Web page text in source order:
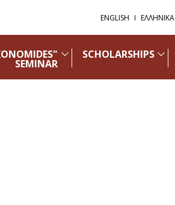
ENGLISH ΕΛΛΗΝΙΚΑ
SEMINAR
SCHOLARSHIPS